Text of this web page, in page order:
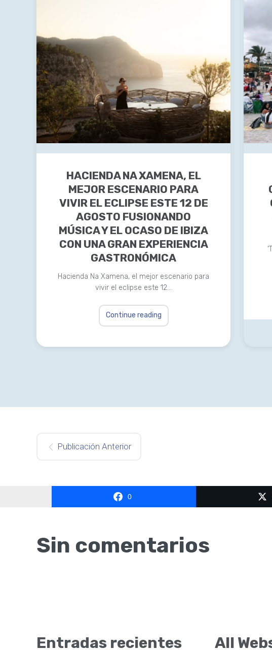
HACIENDA NA XAMENA, EL
MEJOR ESCENARIO PARA
VIVIR EL ECLIPSE ESTE 12 DE
AGOSTO FUSIONANDO
MÚSICA Y EL OCASO DE IBIZA
CON UNA GRAN EXPERIENCIA
GASTRONÓMICA
Hacienda Na Xamena, el mejor escenario para
vivir el eclipse este 12…
Continue reading
Publicación Anterior
0
Sin comentarios
Entradas recientes All